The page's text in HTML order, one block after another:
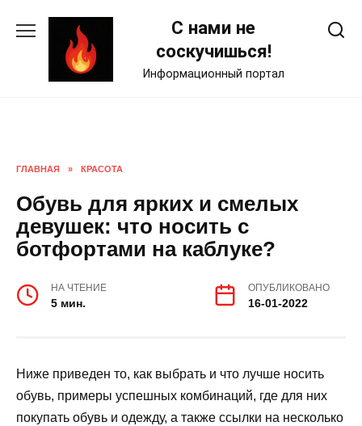
С нами не
соскучишься!
Информационный портал
ГЛАВНАЯ » КРАСОТА
Обувь для ярких и смелых
девушек: что носить с
ботфортами на каблуке?
НА ЧТЕНИЕ
5 мин.
ОПУБЛИКОВАНО
16-01-2022
Ниже приведен то, как выбрать и что лучше носить
обувь, примеры успешных комбинаций, где для них
покупать обувь и одежду, а также ссылки на несколько